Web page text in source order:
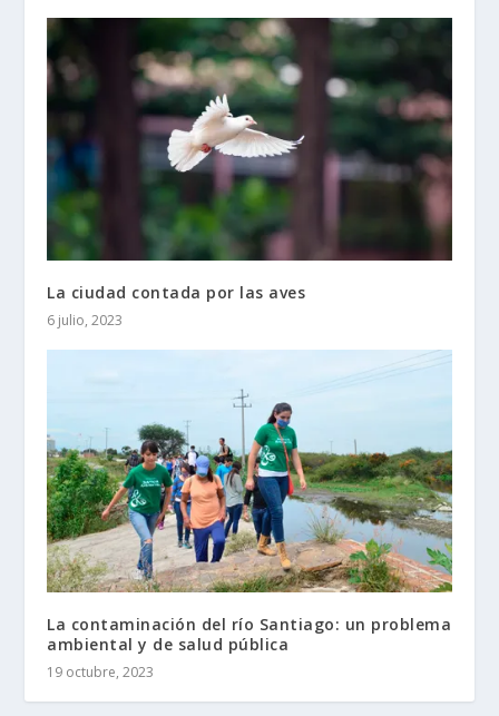
La ciudad contada por las aves
6 julio, 2023
La contaminación del río Santiago: un problema
ambiental y de salud pública
19 octubre, 2023